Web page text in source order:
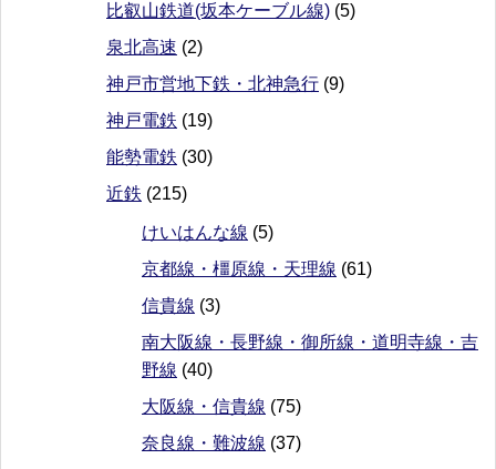
比叡山鉄道(坂本ケーブル線) (5)
泉北高速 (2)
神戸市営地下鉄・北神急行 (9)
神戸電鉄 (19)
能勢電鉄 (30)
近鉄 (215)
けいはんな線 (5)
京都線・橿原線・天理線 (61)
信貴線 (3)
南大阪線・長野線・御所線・道明寺線・吉
野線 (40)
大阪線・信貴線 (75)
奈良線・難波線 (37)